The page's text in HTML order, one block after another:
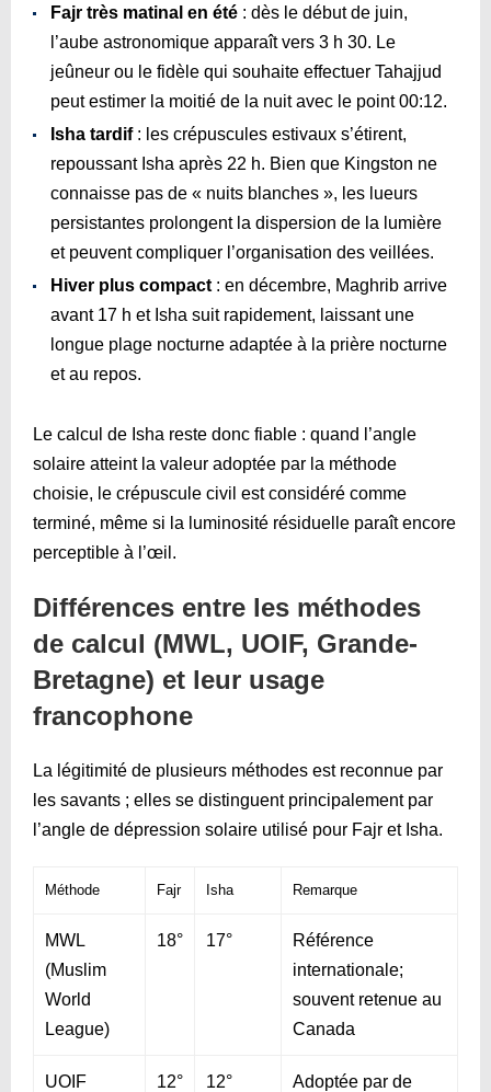
Fajr très matinal en été : dès le début de juin,
l’aube astronomique apparaît vers 3 h 30. Le
jeûneur ou le fidèle qui souhaite effectuer Tahajjud
peut estimer la moitié de la nuit avec le point00:12.
Isha tardif: les crépuscules estivaux s’étirent,
repoussant Isha après 22 h. Bien que Kingston ne
connaisse pas de « nuits blanches », les lueurs
persistantes prolongent la dispersion de la lumière
et peuvent compliquer l’organisation des veillées.
Hiver plus compact : en décembre, Maghrib arrive
avant 17 h et Isha suit rapidement, laissant une
longue plage nocturne adaptée à la prière nocturne
et au repos.
Le calcul de Isha reste donc fiable : quand l’angle
solaire atteint la valeur adoptée par la méthode
choisie, le crépuscule civil est considéré comme
terminé, même si la luminosité résiduelle paraît encore
perceptible à l’œil.
Différences entre les méthodes
de calcul (MWL, UOIF, Grande-
Bretagne) et leur usage
francophone
La légitimité de plusieurs méthodes est reconnue par
les savants ; elles se distinguent principalement par
l’angle de dépression solaire utilisé pour Fajr et Isha.
Méthode Fajr Isha Remarque
MWL
(Muslim
World
League)
18° 17°
Référence
internationale;
souvent retenue au
Canada
UOIF
12° 12°
Adoptée par de